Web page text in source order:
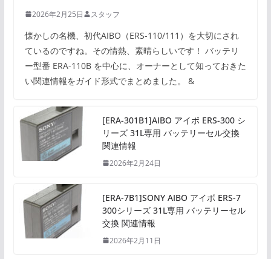
2026年2月25日 スタッフ
懐かしの名機、初代AIBO（ERS-110/111）を大切にされ
ているのですね。その情熱、素晴らしいです！ バッテリ
ー型番 ERA-110B を中心に、オーナーとして知っておきた
い関連情報をガイド形式でまとめました。 &
[ERA-301B1]AIBO アイボ ERS-300 シ
リーズ 31L専用 バッテリーセル交換
関連情報
2026年2月24日
[ERA-7B1]SONY AIBO アイボ ERS-7
300シリーズ 31L専用 バッテリーセル
交換 関連情報
2026年2月11日